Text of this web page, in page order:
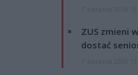
ZUS zmieni
dostać